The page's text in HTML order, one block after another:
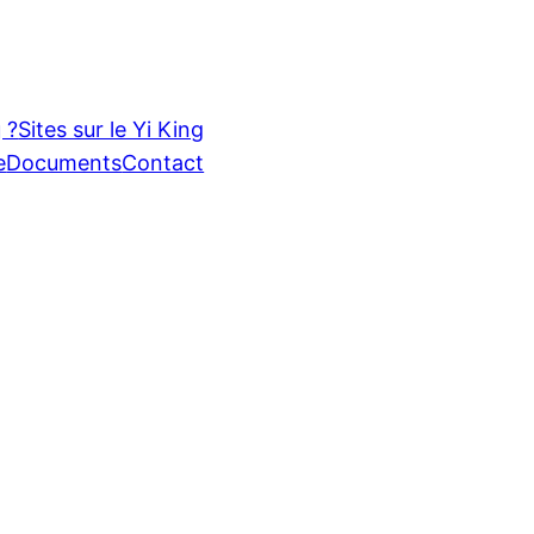
?Sites sur le Yi King
DocumentsContact